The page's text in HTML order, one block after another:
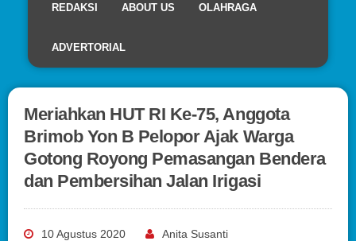
REDAKSI ABOUT US OLAHRAGA
ADVERTORIAL
Meriahkan HUT RI Ke-75, Anggota
Brimob Yon B Pelopor Ajak Warga
Gotong Royong Pemasangan Bendera
dan Pembersihan Jalan Irigasi
10 Agustus 2020 Anita Susanti